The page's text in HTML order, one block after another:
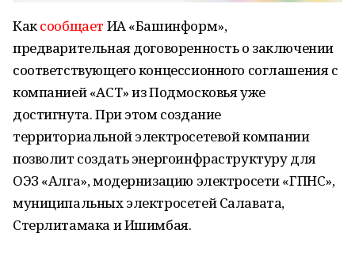
Каксообщает ИА «Башинформ»,
предварительная договоренность о заключении
соответствующего концессионного соглашения с
компанией «АСТ» из Подмосковья уже
достигнута. При этом создание
территориальной электросетевой компании
позволит создать энергоинфраструктуру для
ОЭЗ «Алга», модернизацию электросети «ГПНС»,
муниципальных электросетей Салавата,
Стерлитамака и Ишимбая.